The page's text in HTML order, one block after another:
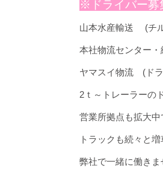
※ドライバー募
山本水産輸送 (チ
本社物流センター
ヤマスイ物流 (ド
2ｔ～トレーラーの
営業所拠点も拡大中
トラックも続々と増
弊社で一緒に働きま